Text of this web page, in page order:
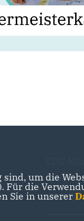
CDU
sind, um die
Für die
Sie in unserer